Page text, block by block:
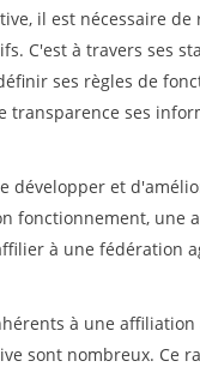
il est nécessaire de
C'est à travers ses
ses règles de
transparence ses
développer et
fonctionnement, une
à une fédération
à une
sont nombreux. Ce